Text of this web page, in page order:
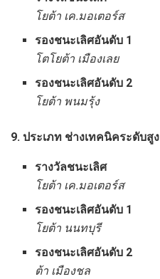
โยต้า เค.มอเตอร์ส
รองชนะเลิศอันดับ 1
โตโยต้า เมืองเลย
รองชนะเลิศอันดับ 2
โยต้า พนมรุ้ง
9. ประเภท ช่างเทคนิคระดับสูง
รางวัลชนะเลิศ
โยต้า เค.มอเตอร์ส
รองชนะเลิศอันดับ 1
โยต้า นนทบุรี
รองชนะเลิศอันดับ 2
ต้า เมืองชล